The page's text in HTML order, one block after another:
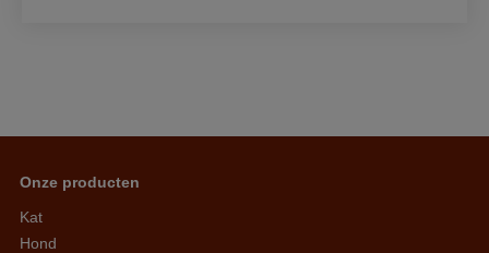
Onze producten
Kat
Hond